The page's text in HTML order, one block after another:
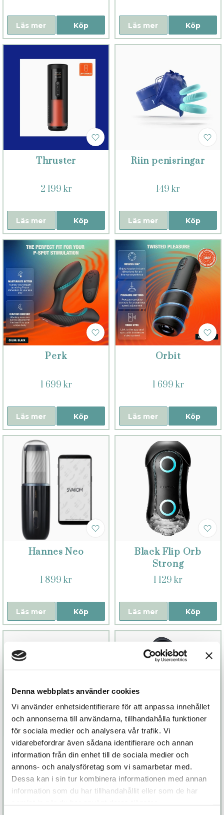
Denna webbplats använder cookies
Vi använder enhetsidentifierare för att anpassa innehållet
och annonserna till användarna, tillhandahålla funktioner
för sociala medier och analysera vår trafik. Vi
vidarebefordrar även sådana identifierare och annan
information från din enhet till de sociala medier och
annons- och analysföretag som vi samarbetar med.
Dessa kan i sin tur kombinera informationen med annan
information som du har tillhandahållit eller som de har
Köp
Läs mer Köp
Läs mer
Thruster
2 199 kr
Köp
Läs mer
Riin penisringar
149 kr
Köp
Läs mer
Perk
1 699 kr
Köp
Läs mer
Orbit
1 699 kr
Köp
Läs mer
Hannes Neo
1 899 kr
Köp
Läs mer
Black Flip Orb
Strong
1 129 kr
Köp
Läs mer
Alex Neo II
1 899 kr
Köp
Läs mer
Verge II
1 299 kr
Köp
Läs mer